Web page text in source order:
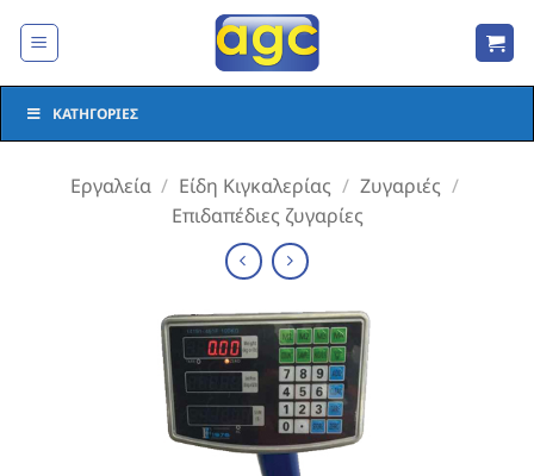
στο
ΚΑΤΗΓΟΡΊΕΣ
Εργαλεία / Είδη Κιγκαλερίας / Ζυγαριές /
Επιδαπέδιες ζυγαρίες